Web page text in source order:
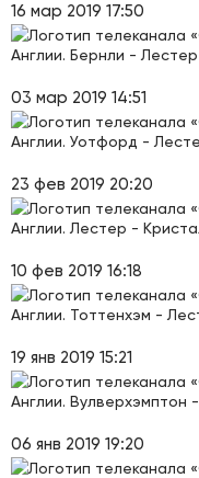
16 мар 2019 17:50
Англии. Бернли - Лестер
03 мар 2019 14:51
Англии. Уотфорд -
23 фев 2019 20:20
Англии. Лестер -
10 фев 2019 16:18
Англии. Тоттенхэм -
19 янв 2019 15:21
Англии. Вулверхэмптон
06 янв 2019 19:20